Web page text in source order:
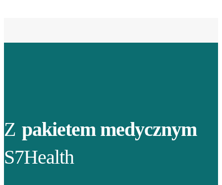
Z pakietem medycznym
S7Health